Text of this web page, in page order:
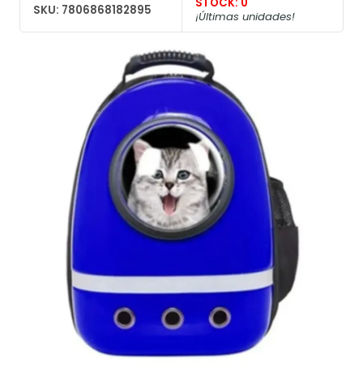
SKU: 7806868182895
¡Últimas unidades!